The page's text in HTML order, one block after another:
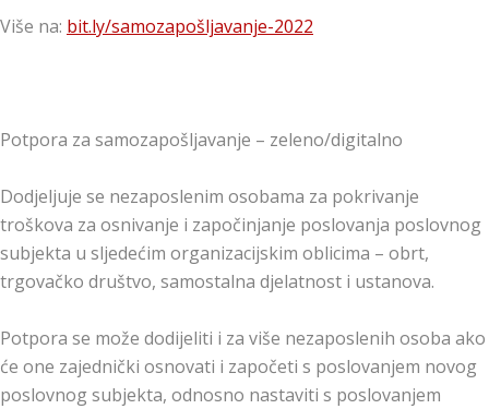
Više na: bit.ly/samozapošljavanje-2022
Potpora za samozapošljavanje – zeleno/digitalno
Dodjeljuje se nezaposlenim osobama za pokrivanje
troškova za osnivanje i započinjanje poslovanja poslovnog
subjekta u sljedećim organizacijskim oblicima – obrt,
trgovačko društvo, samostalna djelatnost i ustanova.
Potpora se može dodijeliti i za više nezaposlenih osoba ako
će one zajednički osnovati i započeti s poslovanjem novog
poslovnog subjekta, odnosno nastaviti s poslovanjem